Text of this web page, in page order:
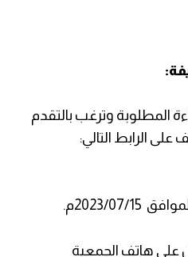
المطلوبة وترغب بالتقدم
الرابط التالي:
07/15م.
على هاتف الجمعية